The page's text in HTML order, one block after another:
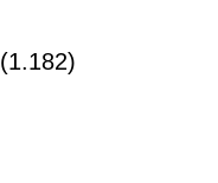
(1.182)